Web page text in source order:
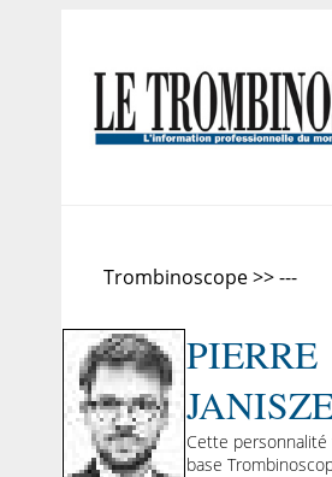
Trombinoscope >> ---
PIERRE
Cette
base